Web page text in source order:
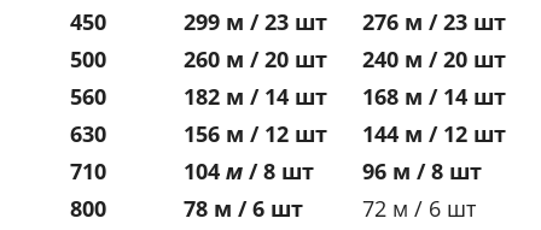
450
299 м / 23 шт
276 м / 23 шт
500
260 м / 20 шт
240 м / 20 шт
560
182 м / 14 шт
168 м / 14 шт
630
156 м / 12 шт
144 м / 12 шт
710
104 м / 8 шт
96 м / 8 шт
800
78 м / 6 шт
72 м / 6 шт